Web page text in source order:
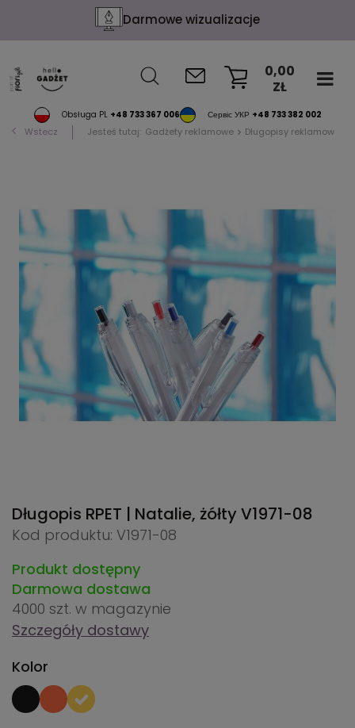
Darmowe wizualizacje
Obsługa PL +48 733 367 006 Сервіс УКР +48 733 382 002
0,00
ZŁ
Wstecz Jesteś tutaj: Gadżety reklamowe Długopisy reklamowe
Długopis RPET | Natalie, żółtyV1971-08
Kod produktu: V1971-08
Produkt dostępny
Darmowa dostawa
4000 szt. w magazynie
Szczegóły dostawy
Kolor